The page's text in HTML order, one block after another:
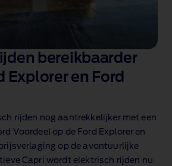
bereikbaarder
Explorer en Ford
rijden nog aantrekkelijker met een
Voordeel op de Ford Explorer en
op de avontuurlijke
Capri wordt elektrisch rijden nu